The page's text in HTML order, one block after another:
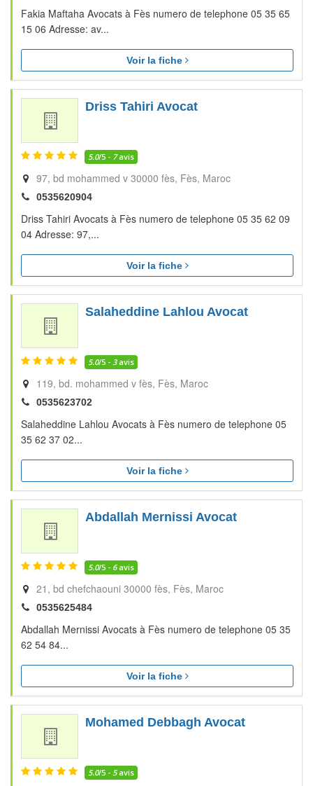
Fakia Maftaha Avocats à Fès numero de telephone 05 35 65
15 06 Adresse: av...
Voir la fiche
Driss Tahiri Avocat
5.0/5 - 7avis
97, bd mohammed v 30000 fès Fès Maroc
0535620904
Driss Tahiri Avocats à Fès numero de telephone 05 35 62 09
04 Adresse: 97,...
Voir la fiche
Salaheddine Lahlou Avocat
5.0/5 - 3avis
119, bd. mohammed v fès Fès Maroc
0535623702
Salaheddine Lahlou Avocats à Fès numero de telephone 05
35 62 37 02...
Voir la fiche
Abdallah Mernissi Avocat
5.0/5 - 6avis
21, bd chefchaouni 30000 fès Fès Maroc
0535625484
Abdallah Mernissi Avocats à Fès numero de telephone 05 35
62 54 84...
Voir la fiche
Mohamed Debbagh Avocat
5.0/5 - 5avis